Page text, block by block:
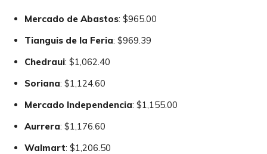
Mercado de Abastos: $965.00
Tianguis de la Feria: $969.39
Chedraui: $1,062.40
Soriana: $1,124.60
Mercado Independencia: $1,155.00
Aurrera: $1,176.60
Walmart: $1,206.50